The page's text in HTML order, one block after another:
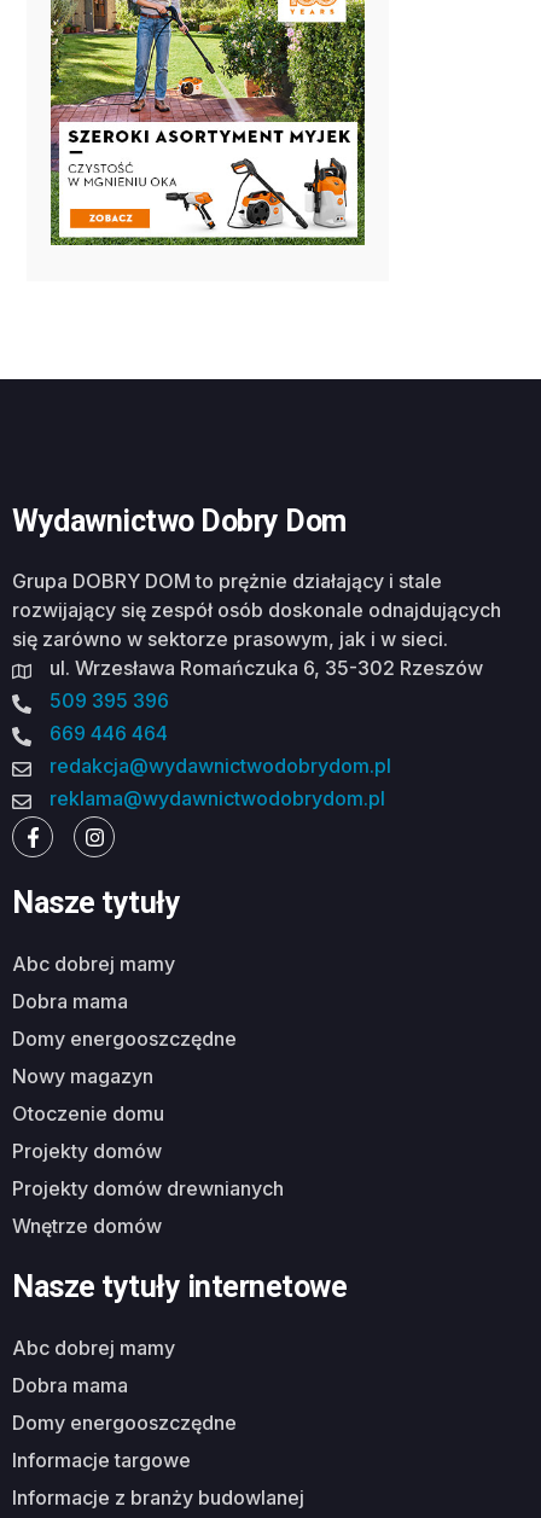
Wydawnictwo Dobry Dom
Grupa DOBRY DOM to prężnie działający i stale
rozwijający się zespół osób doskonale odnajdujących
się zarówno w sektorze prasowym, jak i w sieci.
ul. Wrzesława Romańczuka 6, 35-302 Rzeszów
509 395 396
669 446 464
redakcja@wydawnictwodobrydom.pl
reklama@wydawnictwodobrydom.pl
Nasze tytuły
abc dobrej mamy
dobra mama
domy energooszczędne
nowy magazyn
otoczenie domu
projekty domów
projekty domów drewnianych
wnętrze domów
Nasze tytuły internetowe
abc dobrej mamy
dobra mama
domy energooszczędne
informacje targowe
informacje z branży budowlanej